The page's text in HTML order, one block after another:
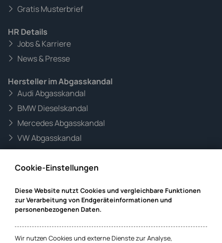
Gratis Musterbrief
HR Details
Jobs & Karriere
News & Presse
Hersteller im Abgasskandal
Audi Abgasskandal
BMW Dieselskandal
Mercedes Abgasskandal
VW Abgasskandal
Mandanteninformationen
Datenschutz
Impressum
Cookie-Einstellungen
Cookie-Einstellungen
Diese Website nutzt Cookies und vergleichbare Funktionen
zur Verarbeitung von Endgeräteinformationen und
personenbezogenen Daten.
Wir nutzen Cookies und externe Dienste zur Analyse,